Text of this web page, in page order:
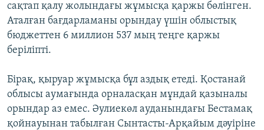
сақтап қалу жолындағы жұмысқа қаржы бөлінген.
Аталған бағдарламаны орындау үшін облыстық
бюджеттен 6 миллион 537 мың теңге қаржы
беріліпті.
Бірақ, қыруар жұмысқа бұл аздық етеді. Қостанай
облысы аумағында орналасқан мұндай қазыналы
орындар аз емес. Әулиекөл ауданындағы Бестамақ
қойнауынан табылған Сынтасты-Арқайым дәуіріне